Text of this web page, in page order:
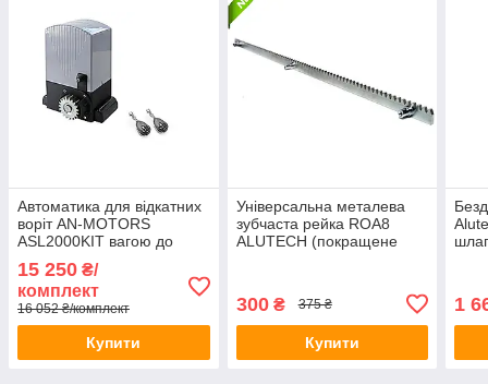
Автоматика для відкатних
воріт AN-MOTORS
ASL2000KIT вагою до
15 250 ₴/
комплект
16 052 ₴/комплект
Купити
Універсальна металева
зубчаста рейка ROA8
ALUTECH (покращене
300₴ 375 ₴
Купити
1